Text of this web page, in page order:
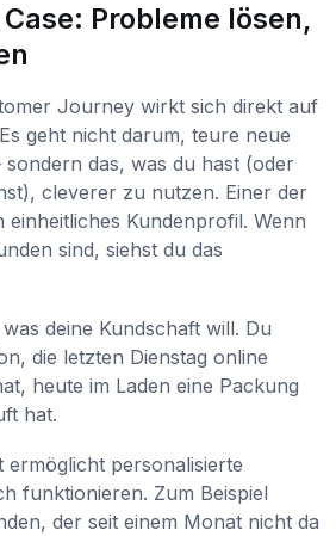
Probleme lösen,
Journey wirkt sich direkt auf
geht nicht darum, teure neue
das, was du hast (oder
cleverer zu nutzen. Einer der
einheitliches Kundenprofil. Wenn
sind, siehst du das
deine Kundschaft will. Du
die letzten Dienstag online
heute im Laden eine Packung
hat.
ermöglicht personalisierte
funktionieren. Zum Beispiel
der seit einem Monat nicht da